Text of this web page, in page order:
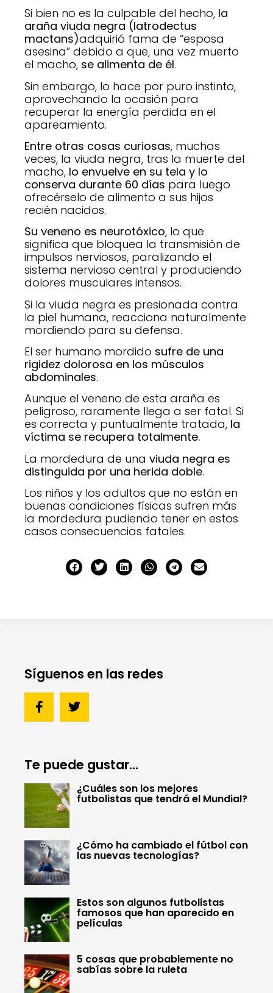
Si bien no es la culpable del hecho, la
araña viuda negra (latrodectus
mactans)adquirió fama de “esposa
asesina” debido a que, una vez muerto
el macho, se alimenta de él.
Sin embargo, lo hace por puro instinto,
aprovechando la ocasión para
recuperar la energía perdida en el
apareamiento.
Entre otras cosas curiosas, muchas
veces, la viuda negra, tras la muerte del
macho, lo envuelve en su tela y lo
conserva durante 60 días para luego
ofrecérselo de alimento a sus hijos
recién nacidos.
Su veneno es neurotóxico, lo que
significa que bloquea la transmisión de
impulsos nerviosos, paralizando el
sistema nervioso central y produciendo
dolores musculares intensos.
Si la viuda negra es presionada contra
la piel humana, reacciona naturalmente
mordiendo para su defensa.
El ser humano mordido sufre de una
rigidez dolorosa en los músculos
abdominales.
Aunque el veneno de esta araña es
peligroso, raramente llega a ser fatal. Si
es correcta y puntualmente tratada, la
víctima se recupera totalmente.
La mordedura de una viuda negra es
distinguida por una herida doble.
Los niños y los adultos que no están en
buenas condiciones físicas sufren más
la mordedura pudiendo tener en estos
casos consecuencias fatales.
Síguenos en las redes
Te puede gustar...
¿Cuáles son los mejores
futbolistas que tendrá el Mundial?
¿Cómo ha cambiado el fútbol con
las nuevas tecnologías?
Estos son algunos futbolistas
famosos que han aparecido en
películas
5 cosas que probablemente no
sabías sobre la ruleta